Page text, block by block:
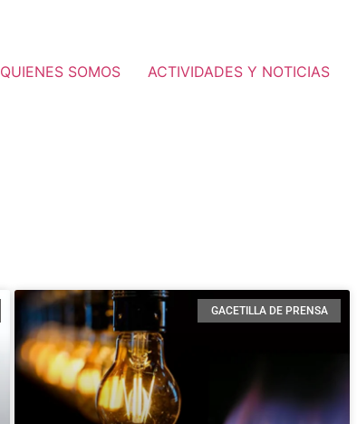
QUIENES SOMOS ACTIVIDADES Y NOTICIAS
GACETILLA DE PRENSA